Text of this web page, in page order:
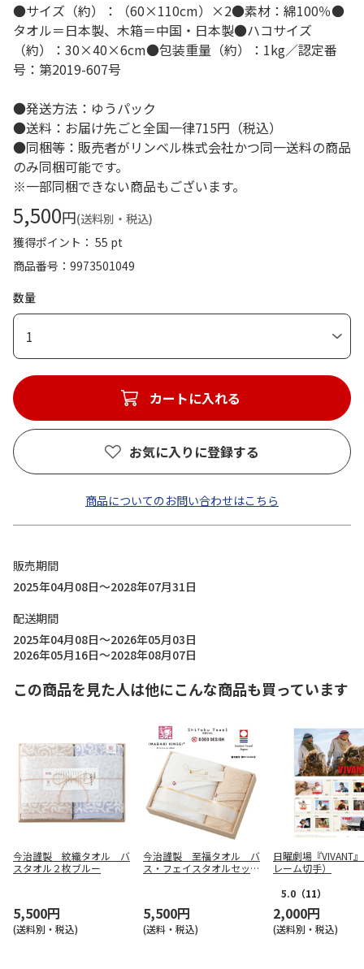
●サイズ（約）：（60×110cm）×2●素材：綿100％●
タオル＝日本製、木箱＝中国・日本製●ハコサイズ
（約）：30×40×6cm●包装重量（約）：1kg／認定番
号：第2019-607号
●発送方法：ゆうパック
●送料：お届け先ごと全国一律715円（税込）
●同梱等：販売者がリンベル株式会社かつ同一送料の商品
のみ同梱可能です。
※一部同梱できない商品もございます。
5,500円(送料別・税込)
獲得ポイント： 55 pt
商品番号
9973501049
数量
1
カートに入れる
お気に入りに登録する
商品についてのお問い合わせはこちら
販売期間
2025年04月08日～2028年07月31日
配送期間
2025年04月08日～2026年05月03日
2026年05月16日～2028年08月07日
この商品を見た人は他にこんな商品も買っています
今治謹製 紋織タオル バ
スタオル２枚ブルー
5,500円
(送料別・税込)
今治謹製 至福タオル バ
ス・フェイスタオルセット
5,500円
(送料・税込)
日曜劇場『VIVANT
レーム切手）
5.0 （11）
2,000円
(送料別・税込)